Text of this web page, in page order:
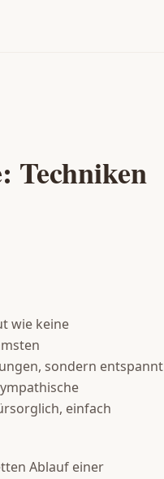
Techniken
wie keine
sondern entspannt
einfach
Ablauf einer